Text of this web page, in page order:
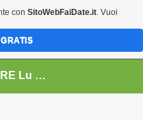
ARCHITETTURE Lu & Ka
con SitoWebFaiDate.it. Vuoi